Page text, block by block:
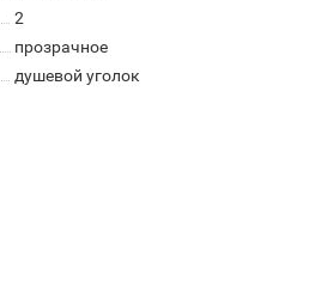
2
прозрачное
душевой уголок